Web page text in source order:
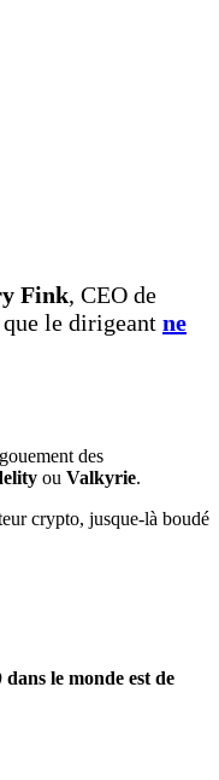
Fink, CEO de
le dirigeant ne
des
ou Valkyrie.
crypto, jusque-là boudé
dans le monde est de